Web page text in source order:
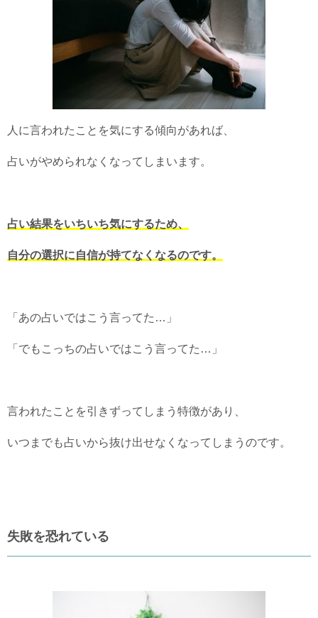
人に言われたことを気にする傾向があれば、
占いがやめられなくなってしまいます。
占い結果をいちいち気にするため、
自分の選択に自信が持てなくなるのです。
「あの占いではこう言ってた…」
「でもこっちの占いではこう言ってた…」
言われたことを引きずってしまう特徴があり、
いつまでも占いから抜け出せなくなってしまうのです。
失敗を恐れている